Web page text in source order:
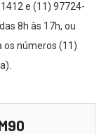
e (11) 97724-
8h às 17h, ou
os números (11)